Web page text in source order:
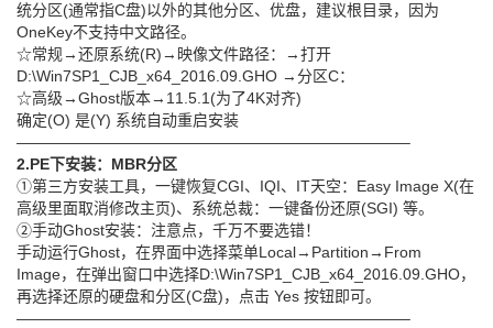
统分区(通常指C盘)以外的其他分区、优盘，建议根目录，因为
OneKey不支持中文路径。
☆常规→还原系统(R)→映像文件路径：→打开
D:\Win7SP1_CJB_x64_2016.09.GHO →分区C：
☆高级→Ghost版本→11.5.1(为了4K对齐)
确定(O) 是(Y) 系统自动重启安装
—————————————————————————–
2.PE下安装：MBR分区
①第三方安装工具，一键恢复CGI、IQI、IT天空：Easy Image X(在
高级里面取消修改主页)、系统总裁：一键备份还原(SGI) 等。
②手动Ghost安装：注意点，千万不要选错！
手动运行Ghost，在界面中选择菜单Local→Partition→From
Image，在弹出窗口中选择D:\Win7SP1_CJB_x64_2016.09.GHO，
再选择还原的硬盘和分区(C盘)，点击 Yes 按钮即可。
—————————————————————————–